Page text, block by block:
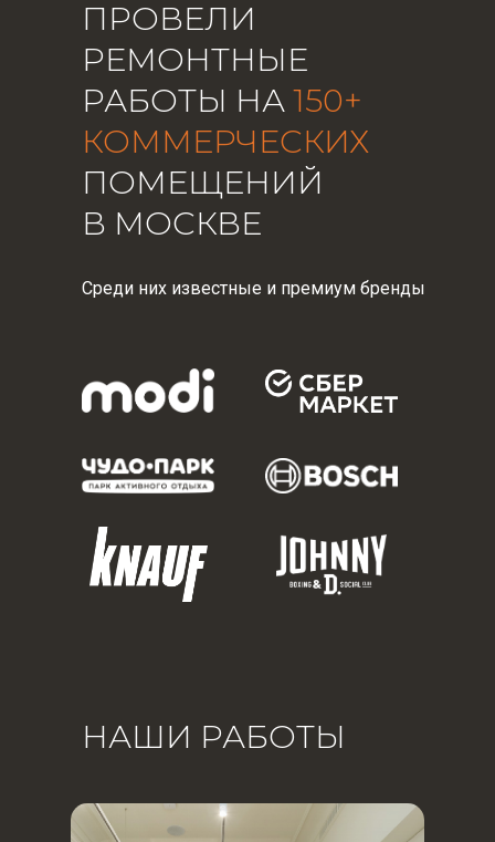
ПРОВЕЛИ
РЕМОНТНЫЕ
РАБОТЫ НА 150+
КОММЕРЧЕСКИХ
ПОМЕЩЕНИЙ
В МОСКВЕ
Среди них известные и премиум бренды
НАШИ РАБОТЫ